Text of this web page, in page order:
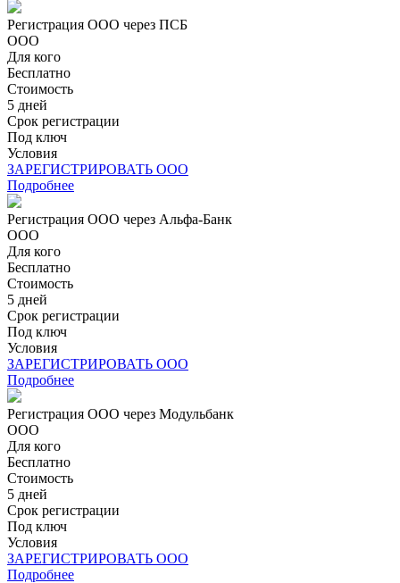
Регистрация ООО через ПСБ
ООО
Для кого
Бесплатно
Стоимость
5 дней
Срок регистрации
Под ключ
Условия
ЗАРЕГИСТРИРОВАТЬ ООО
Подробнее
Регистрация ООО через Альфа-Банк
ООО
Для кого
Бесплатно
Стоимость
5 дней
Срок регистрации
Под ключ
Условия
ЗАРЕГИСТРИРОВАТЬ ООО
Подробнее
Регистрация ООО через Модульбанк
ООО
Для кого
Бесплатно
Стоимость
5 дней
Срок регистрации
Под ключ
Условия
ЗАРЕГИСТРИРОВАТЬ ООО
Подробнее